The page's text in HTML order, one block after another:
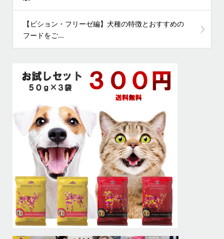
【ビション・フリーゼ編】犬種の特徴とおすすめの
フードをご...